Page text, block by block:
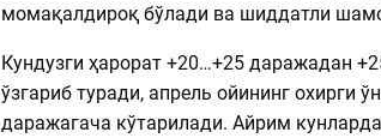
момақалдироқ бўлади ва шиддатли
Кундузги ҳарорат +20…+25 даражадан
ўзгариб туради, апрель ойининг охирги
даражагача кўтарилади. Айрим